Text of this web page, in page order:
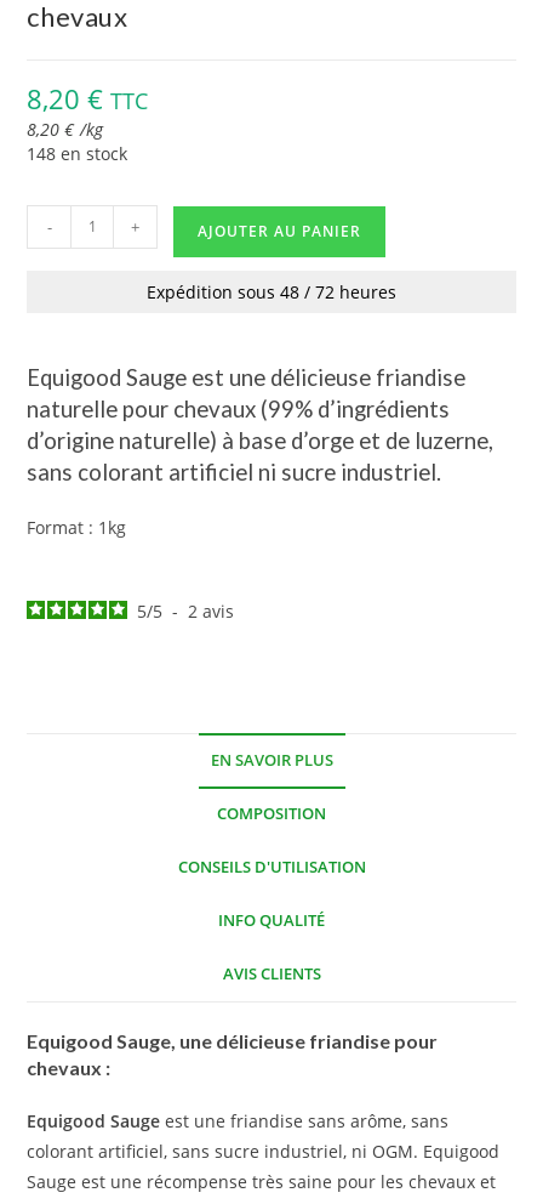
chevaux
8,20€ TTC
8,20€ /kg
148 en stock
- + AJOUTER AU PANIER
Expédition sous 48 / 72 heures
Equigood Sauge est une délicieuse friandise
naturelle pour chevaux (99% d’ingrédients
d’origine naturelle) à base d’orge et de luzerne,
sans colorant artificiel ni sucre industriel.
Format : 1kg
5/5 - 2avis
EN SAVOIR PLUS
COMPOSITION
CONSEILS D'UTILISATION
INFO QUALITÉ
AVIS CLIENTS
Equigood Sauge, une délicieuse friandise pour
chevaux :
Equigood Saugeest une friandise sans arôme, sans
colorant artificiel, sans sucre industriel, ni OGM. Equigood
Sauge est une récompense très saine pour les chevaux et